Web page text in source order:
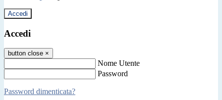
Accedi
Accedi
button close ×
Nome Utente
Password
Password dimenticata?